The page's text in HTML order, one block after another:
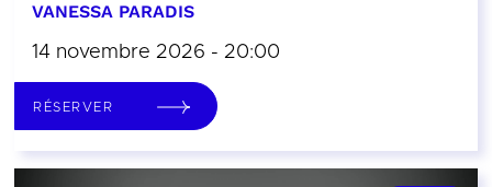
VANESSA PARADIS
14 novembre 2026 - 20:00
RÉSERVER